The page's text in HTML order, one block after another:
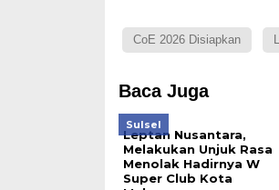
CoE 2026 Disiapkan
Baca Juga
Sulsel
Leptan Nusantara,
Melakukan Unjuk Rasa
Menolak Hadirnya W
Super Club Kota